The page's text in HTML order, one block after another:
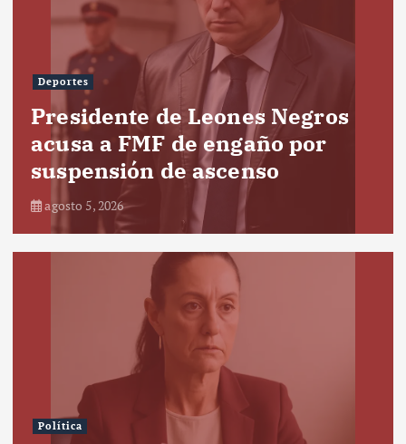
Deportes
Presidente de Leones Negros
acusa a FMF de engaño por
suspensión de ascenso
agosto 5, 2026
Política